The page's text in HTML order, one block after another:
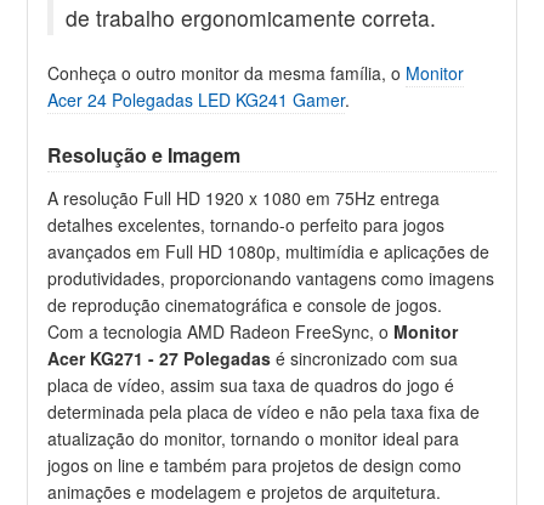
de trabalho ergonomicamente correta.
Conheça o outro monitor da mesma família, o Monitor
Acer 24 Polegadas LED KG241 Gamer.
Resolução e Imagem
A resolução Full HD 1920 x 1080 em 75Hz entrega
detalhes excelentes, tornando-o perfeito para jogos
avançados em Full HD 1080p, multimídia e aplicações de
produtividades, proporcionando vantagens como imagens
de reprodução cinematográfica e console de jogos.
Com a tecnologia AMD Radeon FreeSync, o Monitor
Acer KG271 - 27 Polegadas é sincronizado com sua
placa de vídeo, assim sua taxa de quadros do jogo é
determinada pela placa de vídeo e não pela taxa fixa de
atualização do monitor, tornando o monitor ideal para
jogos on line e também para projetos de design como
animações e modelagem e projetos de arquitetura.